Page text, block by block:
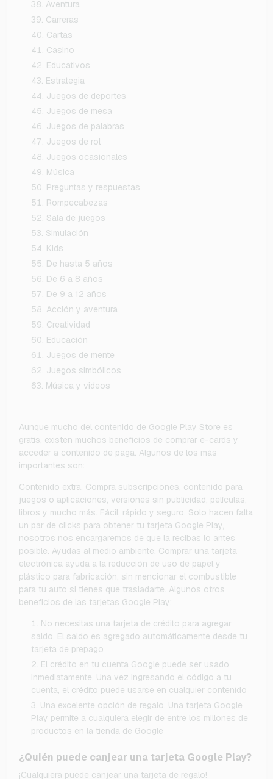
Aventura
Carreras
Cartas
Casino
Educativos
Estrategia
Juegos de deportes
Juegos de mesa
Juegos de palabras
Juegos de rol
Juegos ocasionales
Música
Preguntas y respuestas
Rompecabezas
Sala de juegos
Simulación
Kids
De hasta 5 años
De 6 a 8 años
De 9 a 12 años
Acción y aventura
Creatividad
Educación
Juegos de mente
Juegos simbólicos
Música y videos
Aunque mucho del contenido de Google Play Store es
gratis, existen muchos beneficios de comprar e-cards y
acceder a contenido de paga. Algunos de los más
importantes son:
Contenido extra. Compra subscripciones, contenido para
juegos o aplicaciones, versiones sin publicidad, películas,
libros y mucho más. Fácil, rápido y seguro. Solo hacen falta
un par de clicks para obtener tu tarjeta Google Play,
nosotros nos encargaremos de que la recibas lo antes
posible. Ayudas al medio ambiente. Comprar una tarjeta
electrónica ayuda a la reducción de uso de papel y
plástico para fabricación, sin mencionar el combustible
para tu auto si tienes que trasladarte. Algunos otros
beneficios de las tarjetas Google Play:
No necesitas una tarjeta de crédito para agregar
saldo. El saldo es agregado automáticamente desde tu
tarjeta de prepago
El crédito en tu cuenta Google puede ser usado
inmediatamente. Una vez ingresando el código a tu
cuenta, el crédito puede usarse en cualquier contenido
Una excelente opción de regalo. Una tarjeta Google
Play permite a cualquiera elegir de entre los millones de
productos en la tienda de Google
¿Quién puede canjear una tarjeta Google Play?
¡Cualquiera puede canjear una tarjeta de regalo!